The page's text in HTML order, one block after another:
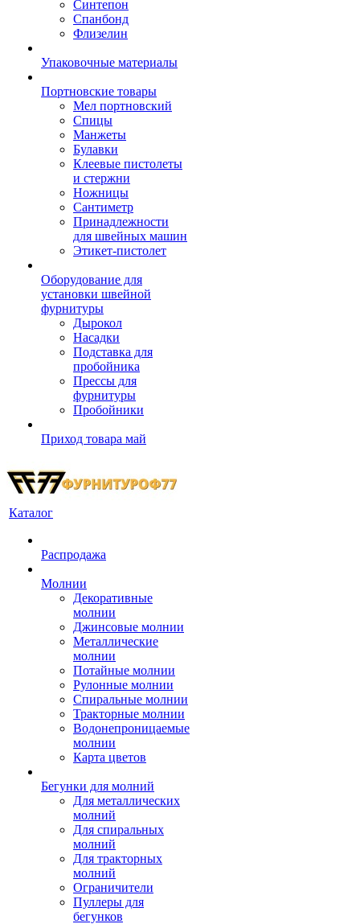
Синтепон
Спанбонд
Флизелин
Упаковочные материалы
Портновские товары
Мел портновский
Спицы
Манжеты
Булавки
Клеевые пистолеты
и стержни
Ножницы
Сантиметр
Принадлежности
для швейных машин
Этикет-пистолет
Оборудование для
установки швейной
фурнитуры
Дырокол
Насадки
Подставка для
пробойника
Прессы для
фурнитуры
Пробойники
Приход товара май
Каталог
Распродажа
Молнии
Декоративные
молнии
Джинсовые молнии
Металлические
молнии
Потайные молнии
Рулонные молнии
Спиральные молнии
Тракторные молнии
Водонепроницаемые
молнии
Карта цветов
Бегунки для молний
Для металлических
молний
Для спиральных
молний
Для тракторных
молний
Ограничители
Пуллеры для
бегунков